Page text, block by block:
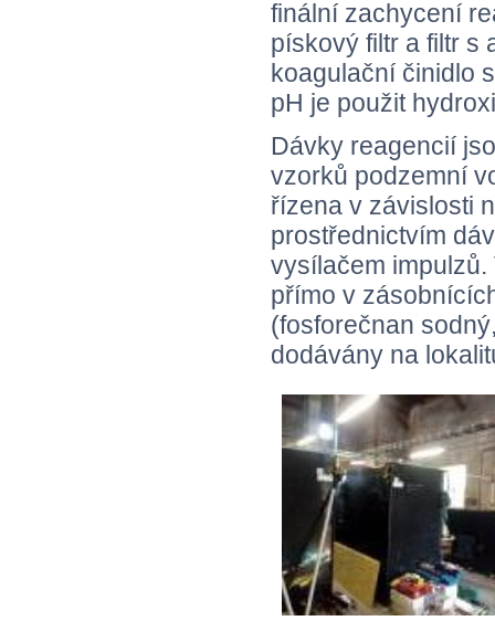
finální zachycení
pískový filtr a filtr s
koagulační činidlo
pH je použit
Dávky reagencií
vzorků podzemní
řízena v závislosti
prostřednictvím
vysílačem
přímo v
(fosforečnan
dodávány na